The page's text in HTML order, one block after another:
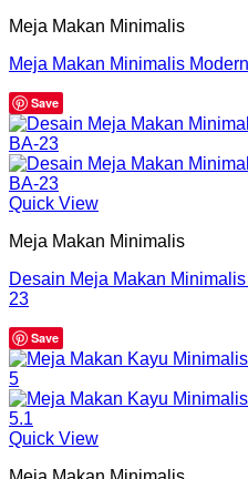
Meja Makan Minimalis
Meja Makan Minimalis
Save
Quick View
Meja Makan Minimalis
Desain Meja Makan
23
Save
Quick View